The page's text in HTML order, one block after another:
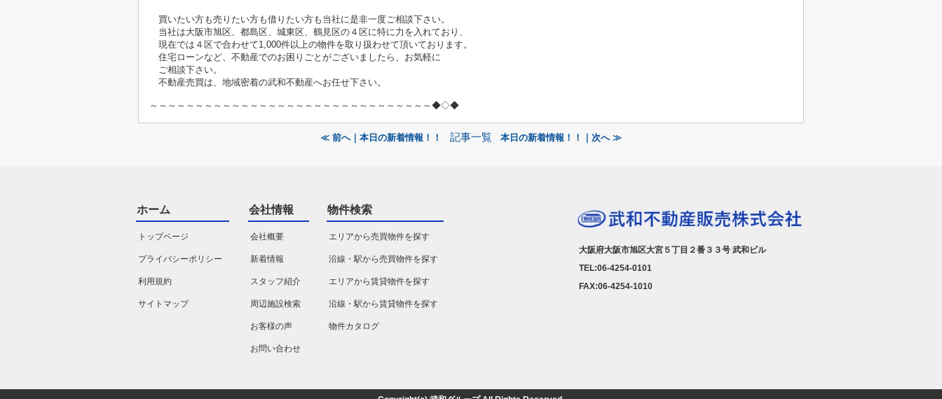
買いたい方も売りたい方も借りたい方も当社に是非一度ご相談下さい。
当社は大阪市旭区、都島区、城東区、鶴見区の４区に特に力を入れており、
現在では４区で合わせて1,000件以上の物件を取り扱わせて頂いております。
住宅ローンなど、不動産でのお困りごとがございましたら、お気軽に
ご相談下さい。
不動産売買は、地域密着の武和不動産へお任せ下さい。
～～～～～～～～～～～～～～～～～～～～～～～～～～～～～～～◆◇◆
≪ 前へ｜本日の新着情報！！ 記事一覧 本日の新着情報！！｜次へ ≫
ホーム
トップページ
プライバシーポリシー
利用規約
サイトマップ
会社情報
会社概要
新着情報
スタッフ紹介
周辺施設検索
お客様の声
お問い合わせ
物件検索
エリアから売買物件を探す
沿線・駅から売買物件を探す
エリアから賃貸物件を探す
沿線・駅から賃貸物件を探す
物件カタログ
大阪府大阪市旭区大宮５丁目２番３３号 武和ビル
TEL:06-4254-0101
FAX:06-4254-1010